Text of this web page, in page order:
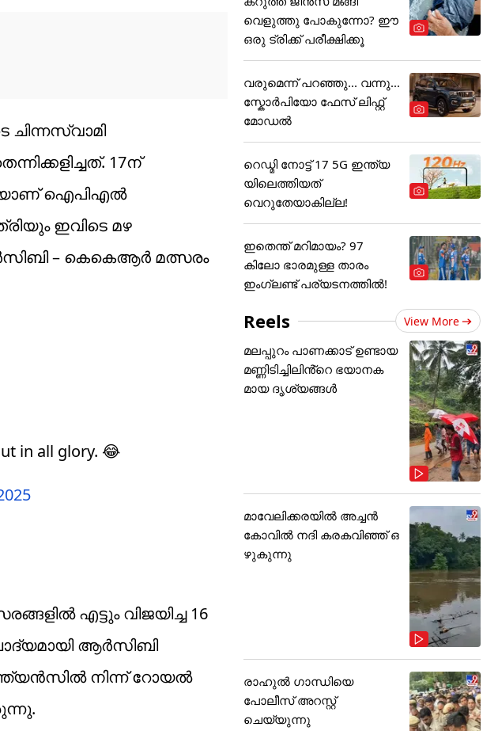
17ന്
ഐപിഎൽ
ഇവിടെ മഴ
– കെകെആർ മത്സരം
in all glory. 😂
എട്ടും വിജയിച്ച 16
ആർസിബി
നിന്ന് റോയൽ
വെളുത്തു പോകുന്നോ? ഈ
ഒരു ട്രിക്ക് പരീക്ഷിക്കൂ
വരുമെന്ന് പറഞ്ഞു... വന്നു...
സ്കോർപിയോ ഫേസ് ലിഫ്റ്റ്
മോഡൽ
റെഡ്മി നോട്ട് 17 5G ഇന്ത്യ
യിലെത്തിയത്
വെറുതേയാകില്ല!
ഇതെന്ത് മറിമായം? 97
കിലോ ഭാരമുള്ള താരം
ഇംഗ്ലണ്ട് പര്യടനത്തില്‍!
Reels View More
മലപ്പുറം പാണക്കാട് ഉണ്ടായ
മണ്ണിടിച്ചിലിൻ്റെ ഭയാനക
മായ ദൃശ്യങ്ങൾ
മാവേലിക്കരയിൽ അച്ചൻ
കോവിൽ നദി കരകവിഞ്ഞ് ഒ
ഴുകുന്നു
രാഹുൽ ഗാന്ധിയെ
പോലീസ് അറസ്റ്റ്
ചെയ്യുന്നു